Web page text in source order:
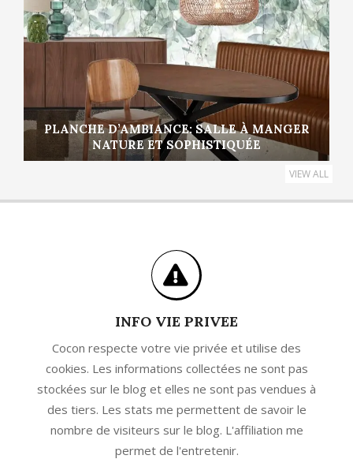
PLANCHE D’AMBIANCE: SALLE À MANGER
NATURE ET SOPHISTIQUÉE
VIEW ALL
INFO VIE PRIVEE
Cocon respecte votre vie privée et utilise des
cookies. Les informations collectées ne sont pas
stockées sur le blog et elles ne sont pas vendues à
des tiers. Les stats me permettent de savoir le
nombre de visiteurs sur le blog. L'affiliation me
permet de l'entretenir.